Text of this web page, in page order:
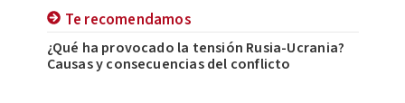
Te recomendamos
¿Qué ha provocado la tensión Rusia-Ucrania?
Causas y consecuencias del conflicto